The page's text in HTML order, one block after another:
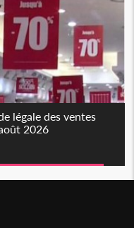
légale des ventes
2026